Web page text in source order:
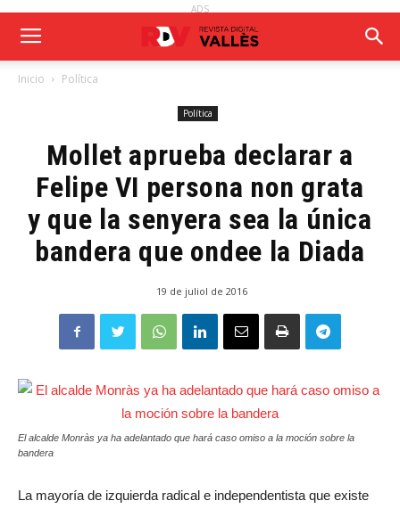
ADS
Inicio Política
Política
Mollet aprueba declarar a
Felipe VI persona non grata
y que la senyera sea la única
bandera que ondee la Diada
19 de juliol de 2016
El alcalde Monràs ya ha adelantado que hará caso omiso a la moción sobre la
bandera
La mayoría de izquierda radical e independentista que existe